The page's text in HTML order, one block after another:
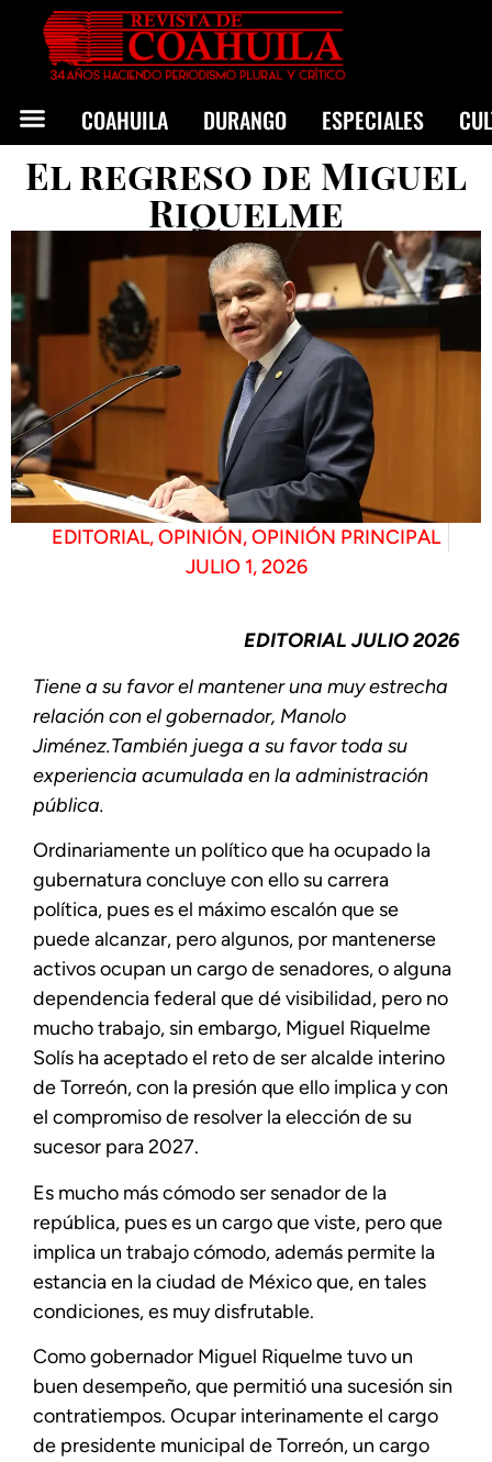
COAHUILA DURANGO ESPECIALES
El regreso de Miguel
Riquelme
EDITORIAL,OPINIÓN,OPINIÓN PRINCIPAL
JULIO 1, 2026
EDITORIAL JULIO 2026
Tiene a su favor el mantener una muy estrecha
relación con el gobernador, Manolo
Jiménez.También juega a su favor toda su
experiencia acumulada en la administración
pública.
Ordinariamente un político que ha ocupado la
gubernatura concluye con ello su carrera
política, pues es el máximo escalón que se
puede alcanzar, pero algunos, por mantenerse
activos ocupan un cargo de senadores, o alguna
dependencia federal que dé visibilidad, pero no
mucho trabajo, sin embargo, Miguel Riquelme
Solís ha aceptado el reto de ser alcalde interino
de Torreón, con la presión que ello implica y con
el compromiso de resolver la elección de su
sucesor para 2027.
Es mucho más cómodo ser senador de la
república, pues es un cargo que viste, pero que
implica un trabajo cómodo, además permite la
estancia en la ciudad de México que, en tales
condiciones, es muy disfrutable.
Como gobernador Miguel Riquelme tuvo un
buen desempeño, que permitió una sucesión sin
contratiempos. Ocupar interinamente el cargo
de presidente municipal de Torreón, un cargo